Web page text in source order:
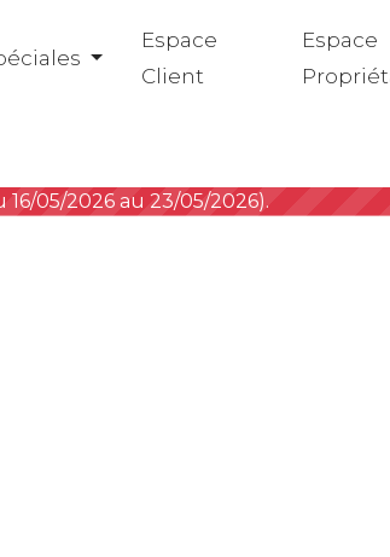
Espace
Client
Espace
05/2026 au 23/05/2026).